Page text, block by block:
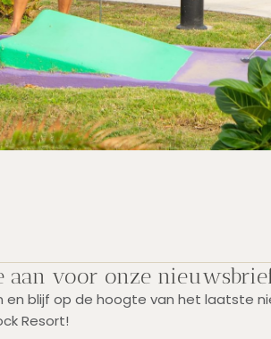
aan voor onze
en blijf op de hoogte van het laatste
Resort!